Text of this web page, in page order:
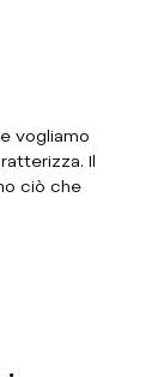
vogliamo
Il
ciò che